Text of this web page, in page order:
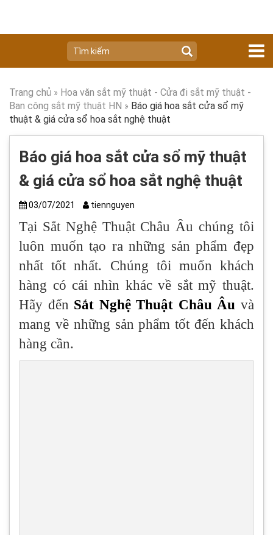
Trang chủ » Hoa văn sắt mỹ thuật - Cửa đi sắt mỹ thuật -
Ban công sắt mỹ thuật HN » Báo giá hoa sắt cửa sổ mỹ
thuật & giá cửa sổ hoa sắt nghệ thuật
Báo giá hoa sắt cửa sổ mỹ thuật
& giá cửa sổ hoa sắt nghệ thuật
03/07/2021 tiennguyen
Tại Sắt Nghệ Thuật Châu Âu chúng tôi
luôn muốn tạo ra những sản phẩm đẹp
nhất tốt nhất. Chúng tôi muốn khách
hàng có cái nhìn khác về sắt mỹ thuật.
Hãy đến Sắt Nghệ Thuật Châu Âu và
mang về những sản phẩm tốt đến khách
hàng cần.